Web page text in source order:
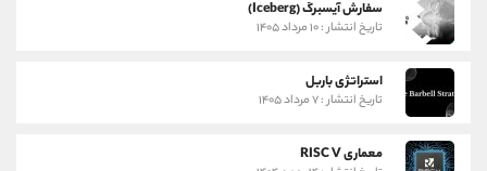
سفارش آیسبرگ (Iceberg)
تاریخ انتشار : ۱۰ مرداد ۱۴۰۵
استراتژی باربل
تاریخ انتشار : ۷ مرداد ۱۴۰۵
معماری RISC V